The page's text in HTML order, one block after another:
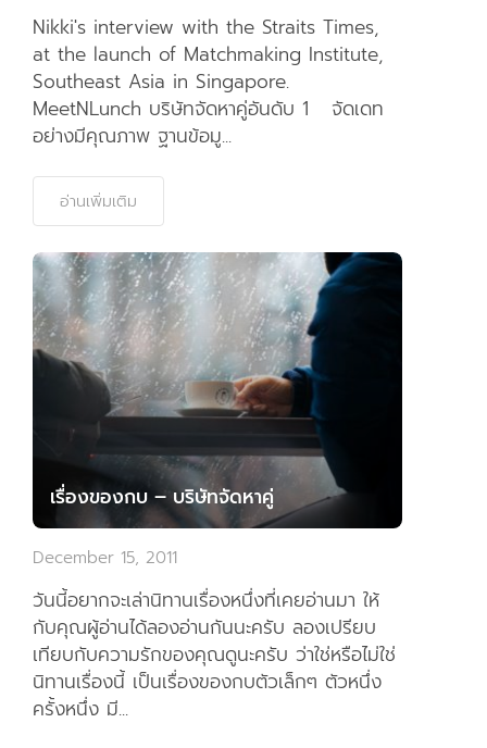
Nikki's interview with the Straits Times,
at the launch of Matchmaking Institute,
Southeast Asia in Singapore.
MeetNLunch บริษัทจัดหาคู่อันดับ 1 จัดเดท
อย่างมีคุณภาพ ฐานข้อมู...
อ่านเพิ่มเติม
เรื่องของกบ – บริษัทจัดหาคู่
December 15, 2011
วันนี้อยากจะเล่านิทานเรื่องหนึ่งที่เคยอ่านมา ให้
กับคุณผู้อ่านได้ลองอ่านกันนะครับ ลองเปรียบ
เทียบกับความรักของคุณดูนะครับ ว่าใช่หรือไม่ใช่
นิทานเรื่องนี้ เป็นเรื่องของกบตัวเล็กๆ ตัวหนึ่ง
ครั้งหนึ่ง มี...